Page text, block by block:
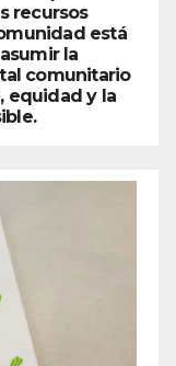
recursos
está
la
comunitario
equidad y la